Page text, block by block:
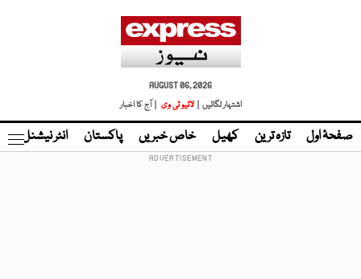
AUGUST 06, 2026
اشتہار لگائیں |
لائیو ٹی وی | آج کا اخبار
صفحۂ اول تازہ ترین کھیل خاص خبریں پاکستان انٹر نیشنل